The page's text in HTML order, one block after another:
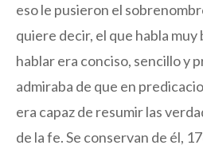
eso le pusieron el
quiere decir, el que habla muy
hablar era conciso, sencillo y
admiraba de que en
era capaz de resumir las
de la fe. Se conservan de él,